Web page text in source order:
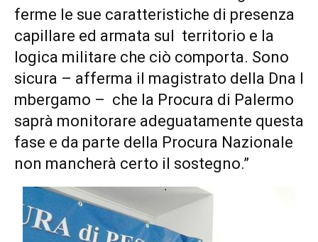
ferme le sue caratteristiche di presenza
capillare ed armata sul territorio e la
logica militare che ciò comporta. Sono
sicura – afferma il magistrato della Dna I
mbergamo – che la Procura di Palermo
saprà monitorare adeguatamente questa
fase e da parte della Procura Nazionale
non mancherà certo il sostegno.”